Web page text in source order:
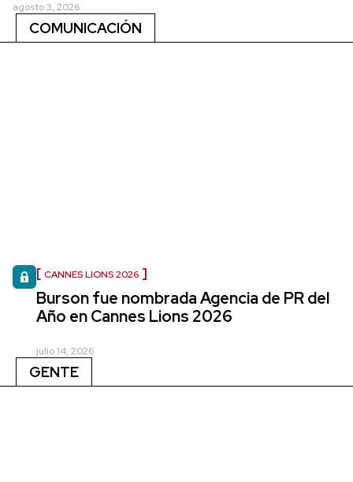
agosto 3, 2026
COMUNICACIÓN
CANNES LIONS 2026
Burson fue nombrada Agencia de PR del
Año en Cannes Lions 2026
julio 14, 2026
GENTE